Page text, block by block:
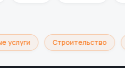
услуги Строительство